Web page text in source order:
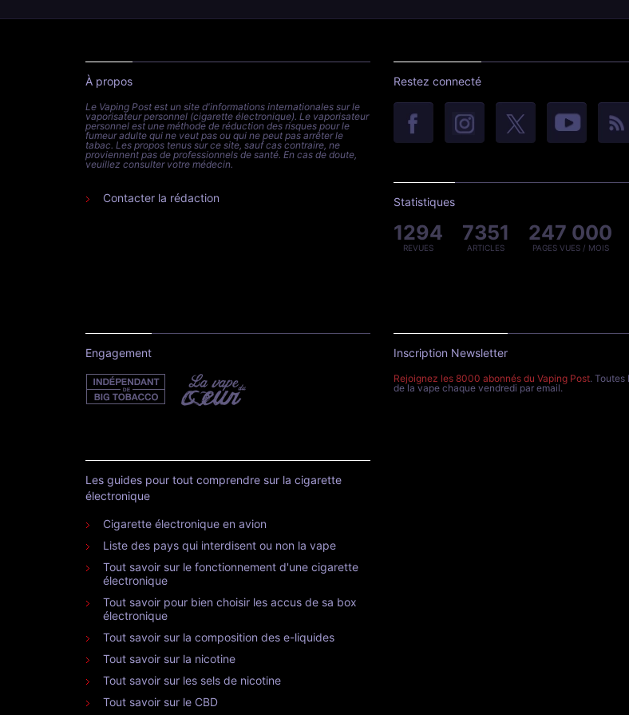
À propos
Le Vaping Post est un site d'informations internationales sur le
vaporisateur personnel (cigarette électronique). Le vaporisateur
personnel est une méthode de réduction des risques pour le
fumeur adulte qui ne veut pas ou qui ne peut pas arrêter le
tabac. Les propos tenus sur ce site, sauf cas contraire, ne
proviennent pas de professionnels de santé. En cas de doute,
veuillez consulter votre médecin.
Contacter la rédaction
Restez connecté
Statistiques
1294
REVUES
7351
ARTICLES
247 000
PAGES VUES / MOIS
Engagement
Les guides pour tout comprendre sur la cigarette
électronique
Cigarette électronique en avion
Liste des pays qui interdisent ou non la vape
Tout savoir sur le fonctionnement d'une cigarette
électronique
Tout savoir pour bien choisir les accus de sa box
électronique
Tout savoir sur la composition des e-liquides
Tout savoir sur la nicotine
Tout savoir sur les sels de nicotine
Tout savoir sur le CBD
Inscription Newsletter
Rejoignez les 8000 abonnés du Vaping Post. Toutes
de la vape chaque vendredi par email.